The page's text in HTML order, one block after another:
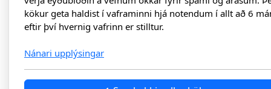
kökur geta haldist í vaframinni hjá notendum í allt að 6
eftir því hvernig vafrinn er stilltur.
Nánari upplýsingar